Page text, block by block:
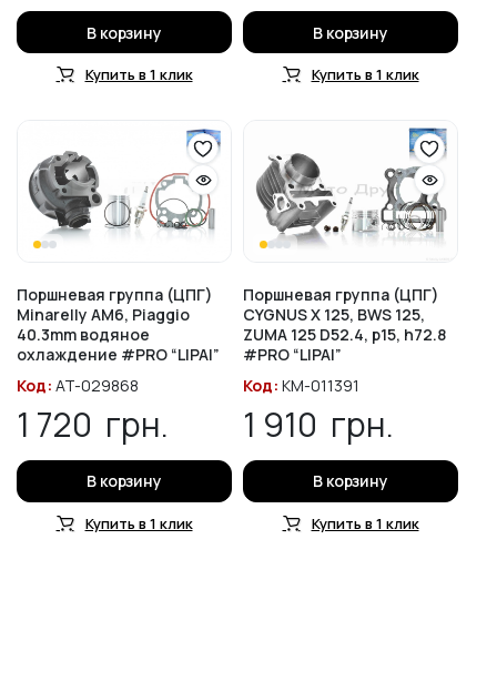
В корзину
Купить в 1 клик
В корзину
Купить в 1 клик
Поршневая группа (ЦПГ)
Minarelly AM6, Piaggio
40.3mm водяное
охлаждение #PRO “LIPAI”
Код: AT-029868
1 720 грн.
В корзину
Купить в 1 клик
Поршневая группа (ЦПГ)
CYGNUS X 125, BWS 125,
ZUMA 125 D52.4, p15, h72.8
#PRO “LIPAI”
Код: KM-011391
1 910 грн.
В корзину
Купить в 1 клик